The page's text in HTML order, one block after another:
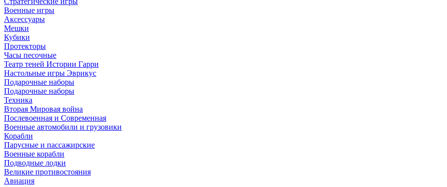
Военные игры
Аксессуары
Мешки
Кубики
Протекторы
Часы песочные
Театр теней Истории Гарри
Настольные игры Эврикус
Подарочные наборы
Подарочные наборы
Техника
Вторая Мировая война
Послевоенная и Современная
Военные автомобили и грузовики
Корабли
Парусные и пассажирские
Военные корабли
Подводные лодки
Великие противостояния
Авиация